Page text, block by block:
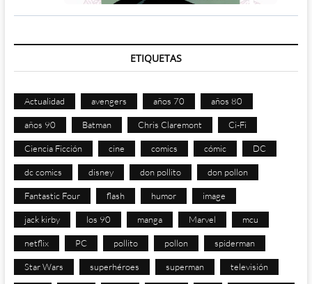
ETIQUETAS
Actualidad avengers años 70 años 80
años 90 Batman Chris Claremont Ci-Fi
Ciencia Ficción cine comics cómic DC
dc comics disney don pollito don pollon
Fantastic Four flash humor image
jack kirby los 90 manga Marvel mcu
netflix PC pollito pollon spiderman
Star Wars superhéroes superman televisión